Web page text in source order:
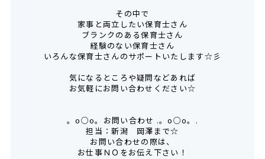
その中で
家事と両立したい保育士さん
ブランクのある保育士さん
経験のない保育士さん
いろんな保育士さんのサポートいたします☆彡
気になるところや疑問などあれば
お気軽にお問い合わせください☆
。o○o。お問い合わせ .。o○o。.
担当：新潟 岡澤まで☆
お問い合わせの際は、
お仕事ＮＯをお伝え下さい！